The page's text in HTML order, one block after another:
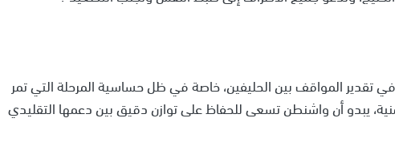
في تقدير المواقف بين الحليفين، خاصة في ظل حساسية المرحلة التي تمر
يبدو أن واشنطن تسعى للحفاظ على توازن دقيق بين دعمها التقليدي